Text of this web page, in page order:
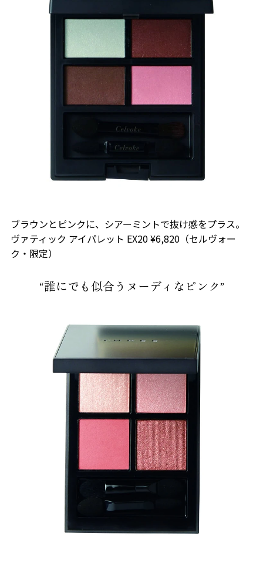
ブラウンとピンクに、シアーミントで抜け感をプラス。
ヴァティック アイパレット EX20 ¥6,820（セルヴォー
ク・限定）
“誰にでも似合うヌーディなピンク”